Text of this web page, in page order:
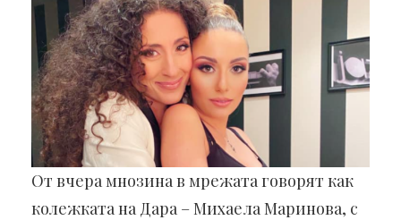
От вчера мнозина в мрежата говорят как
колежката на Дара – Михаела Маринова, с